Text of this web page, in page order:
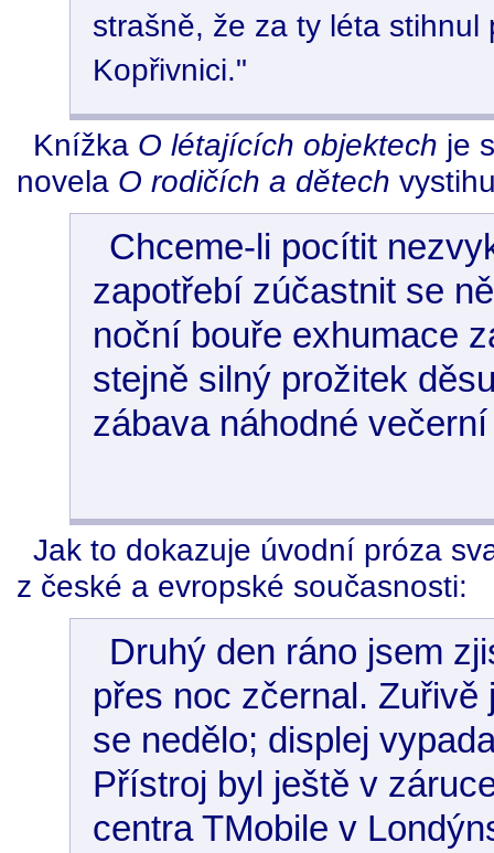
strašně, že za ty léta
Kopřivnici."
Knížka O létajících objektech je
novela O rodičích a dětech
Chceme-li pocítit
zapotřebí zúčastnit se
noční bouře exhumace
stejně silný prožitek
zábava náhodné
Jak to dokazuje úvodní próza
z české a evropské současnosti:
Druhý den ráno jsem
přes noc zčernal.
se nedělo; displej
Přístroj byl ještě v
centra TMobile v